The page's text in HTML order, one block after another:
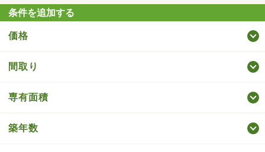
条件を追加する
価格
間取り
専有面積
築年数